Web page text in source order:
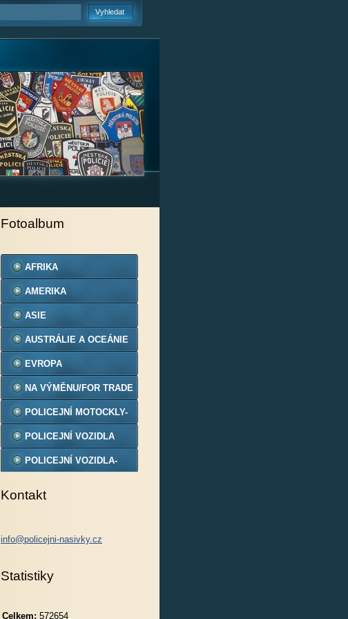
Fotoalbum
AFRIKA
AMERIKA
ASIE
AUSTRÁLIE A OCEÁNIE
EVROPA
NA VÝMĚNU/FOR TRADE
POLICEJNÍ MOTOCKLY-
MODELY
POLICEJNÍ VOZIDLA
POLICEJNÍ VOZIDLA-
Kontakt
info@policejni-nasivky.cz
Statistiky
Celkem: 572654